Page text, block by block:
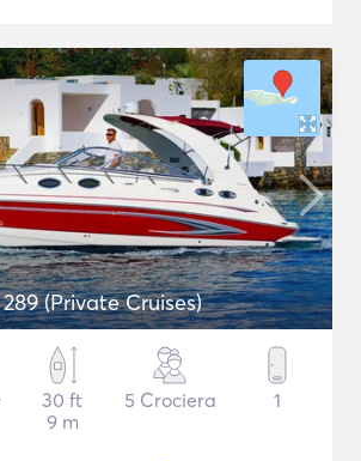
(Private Cruises)
30 ft
9 m
5 Crociera 1